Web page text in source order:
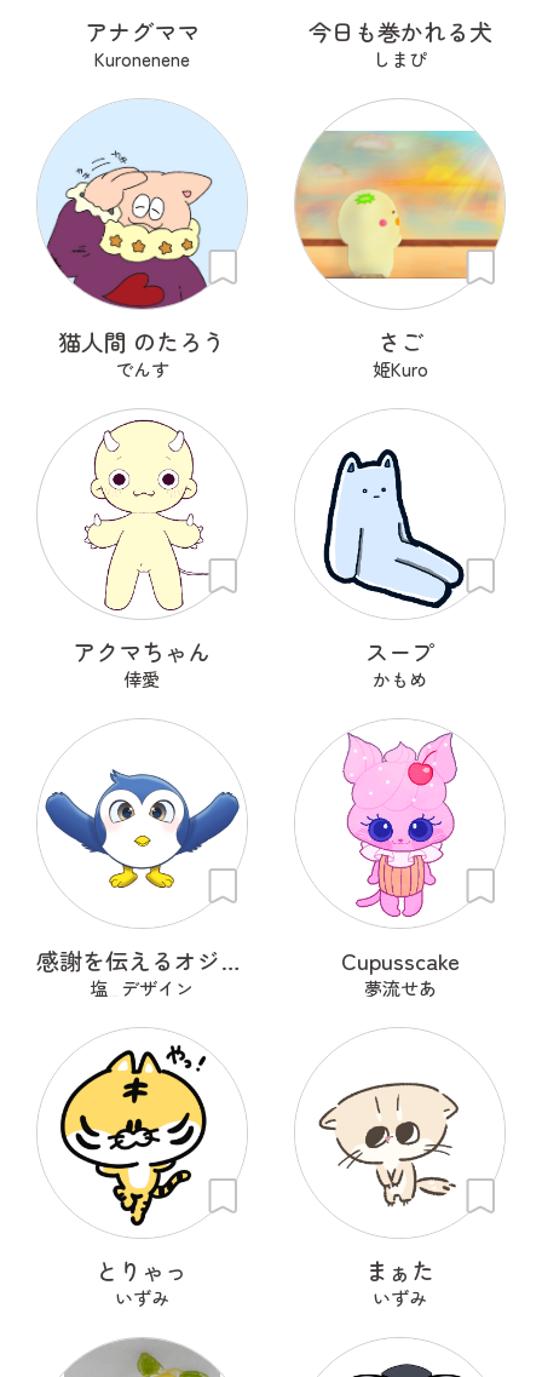
アナグママ
Kuronenene
今日も巻かれる犬
しまぴ
猫人間 のたろう
でんす
さご
姫Kuro
アクマちゃん
倖愛
スープ
かもめ
感謝を伝えるオジギドリ
塩_デザイン
Cupusscake
夢流せあ
とりゃっ
いずみ
まぁた
いずみ